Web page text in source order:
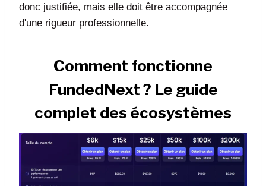
donc justifiée, mais elle doit être accompagnée
d'une rigueur professionnelle.
Comment fonctionne
FundedNext ? Le guide
complet des écosystèmes